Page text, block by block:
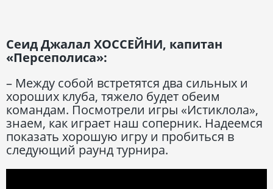
Сеид Джалал ХОССЕЙНИ, капитан
«Персеполиса»:
– Между собой встретятся два сильных и
хороших клуба, тяжело будет обеим
командам. Посмотрели игры «Истиклола»,
знаем, как играет наш соперник. Надеемся
показать хорошую игру и пробиться в
следующий раунд турнира.